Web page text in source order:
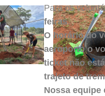
Para os
feiras.
O horário do
aeroporto o
ticket não
trajeto de
Nossa